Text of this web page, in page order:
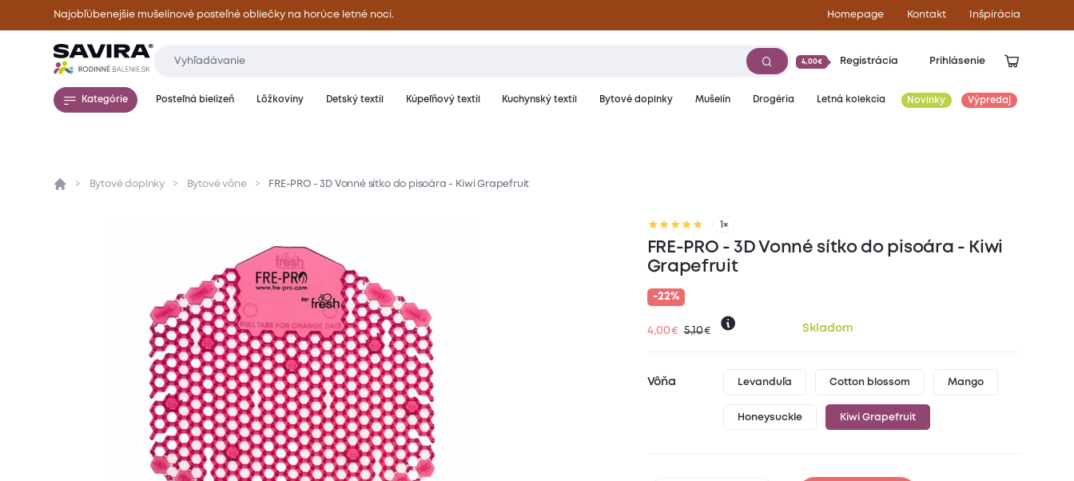
Najobľúbenejšie mušelínové posteľné obliečky na horúce letné noci. Homepage Kontakt Inšpirácia
4,00€ Registrácia Prihlásenie
Kategórie Posteľná bielizeň Lôžkoviny Detský textil Kúpeľňový textil Kuchynský textil Bytové doplnky Mušelín Drogéria Letná kolekcia Novinky Výpredaj
Prehľad Parametre Popis produktu Hodnotenie
Bytové doplnky Bytové vône FRE-PRO - 3D Vonné sítko do pisoára - Kiwi Grapefruit
1×
FRE-PRO - 3D Vonné sítko do pisoára - Kiwi
Grapefruit
-22%
4,00 € 5,10€ Skladom
Vôňa Levanduľa Cotton blossom Mango
Honeysuckle Kiwi Grapefruit